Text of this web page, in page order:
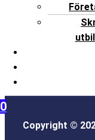
0
Copyright ©